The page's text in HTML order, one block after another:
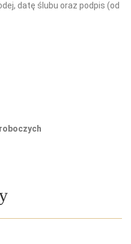
datę ślubu oraz podpis (od